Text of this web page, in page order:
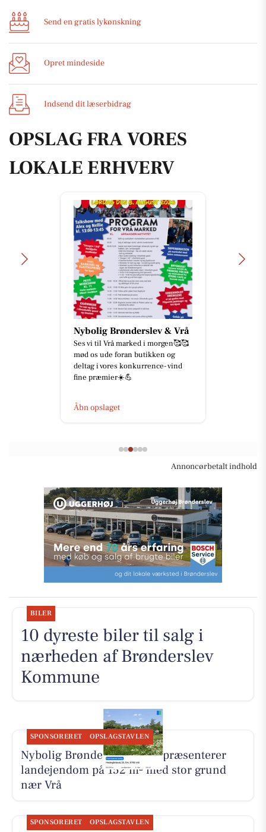
Send en gratis lykønskning
Opret mindeside
Indsend dit læserbidrag
OPSLAG FRA VORES
LOKALE ERHVERV
Nybolig Brønderslev & Vrå
Ses vi til Vrå marked i morgen🥰🥰
mød os ude foran butikken og
deltag i vores konkurrence- vind
fine præmier☀️💪
Åbn opslaget
Annoncørbetalt indhold
BILER
10 dyreste biler til salg i
nærheden af Brønderslev
Kommune
SPONSORERET OPSLAGSTAVLEN
Nybolig Brønderslev & Vrå præsenterer
landejendom på 152 m² med stor grund
nær Vrå
SPONSORERET OPSLAGSTAVLEN